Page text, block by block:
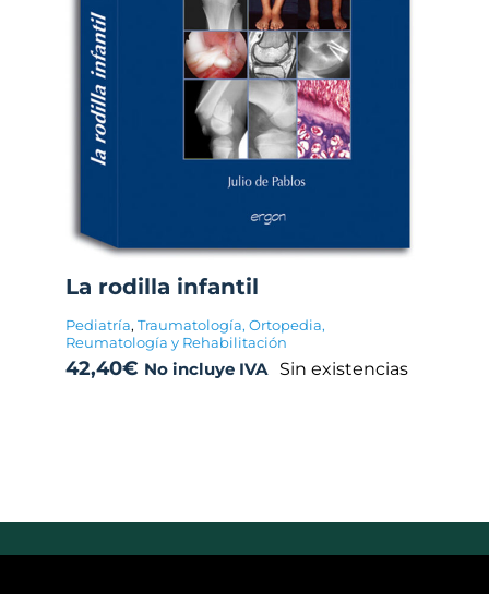
La rodilla infantil
Pediatría, Traumatología, Ortopedia,
Reumatología y Rehabilitación
42,40€ No incluye IVA Sin existencias